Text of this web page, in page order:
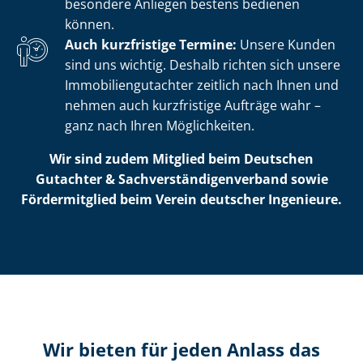
besondere Anliegen bestens bedienen
können.
Auch kurzfristige Termine: Unsere Kunden
sind uns wichtig. Deshalb richten sich unsere
Im­mo­bi­li­en­gut­ach­ter zeitlich nach Ihnen und
nehmen auch kurzfristige Aufträge wahr –
ganz nach Ihren Möglichkeiten.
Wir sind zudem Mitglied beim Deutschen
Gutachter & Sach­ver­stän­di­gen­ver­band sowie
Fördermitglied beim Verein deutscher Ingenieure.
Wir bieten für jeden Anlass das